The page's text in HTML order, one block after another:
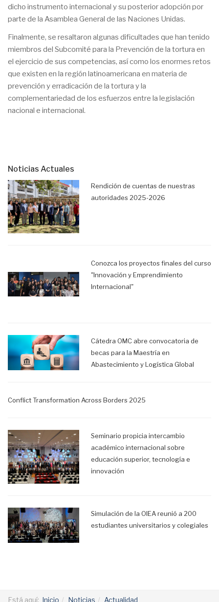
dicho instrumento internacional y su posterior adopción por
parte de la Asamblea General de las Naciones Unidas.
Finalmente, se resaltaron algunas dificultades que han tenido
miembros del Subcomité para la Prevención de la tortura en
el ejercicio de sus competencias, así como los enormes retos
que existen en la región latinoamericana en materia de
prevención y erradicación de la tortura y la
complementariedad de los esfuerzos entre la legislación
nacional e internacional.
Noticias Actuales
Rendición de cuentas de nuestras
autoridades 2025-2026
Conozca los proyectos finales del curso
"Innovación y Emprendimiento
Internacional"
Cátedra OMC abre convocatoria de
becas para la Maestría en
Abastecimiento y Logística Global
Conflict Transformation Across Borders 2025
Seminario propicia intercambio
académico internacional sobre
educación superior, tecnología e
innovación
Simulación de la OIEA reunió a 200
estudiantes universitarios y colegiales
Está aquí: Inicio Noticias Actualidad